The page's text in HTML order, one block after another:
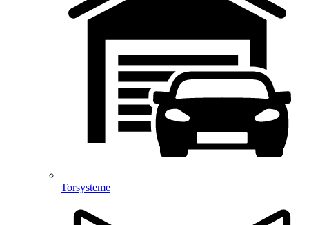
Torsysteme